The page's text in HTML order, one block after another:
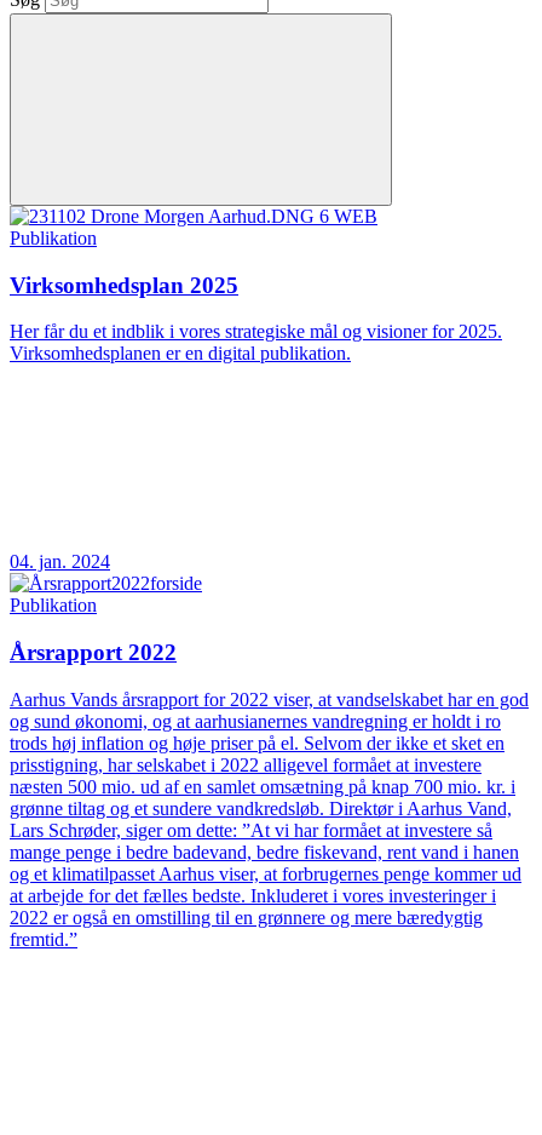
Publikation
Virksomhedsplan 2025
Her får du et indblik i vores strategiske mål og visioner for 2025.
Virksomhedsplanen er en digital publikation.
04. jan. 2024
Publikation
Årsrapport 2022
Aarhus Vands årsrapport for 2022 viser, at vandselskabet har en god
og sund økonomi, og at aarhusianernes vandregning er holdt i ro
trods høj inflation og høje priser på el. Selvom der ikke et sket en
prisstigning, har selskabet i 2022 alligevel formået at investere
næsten 500 mio. ud af en samlet omsætning på knap 700 mio. kr. i
grønne tiltag og et sundere vandkredsløb. Direktør i Aarhus Vand,
Lars Schrøder, siger om dette: ”At vi har formået at investere så
mange penge i bedre badevand, bedre fiskevand, rent vand i hanen
og et klimatilpasset Aarhus viser, at forbrugernes penge kommer ud
at arbejde for det fælles bedste. Inkluderet i vores investeringer i
2022 er også en omstilling til en grønnere og mere bæredygtig
fremtid.”